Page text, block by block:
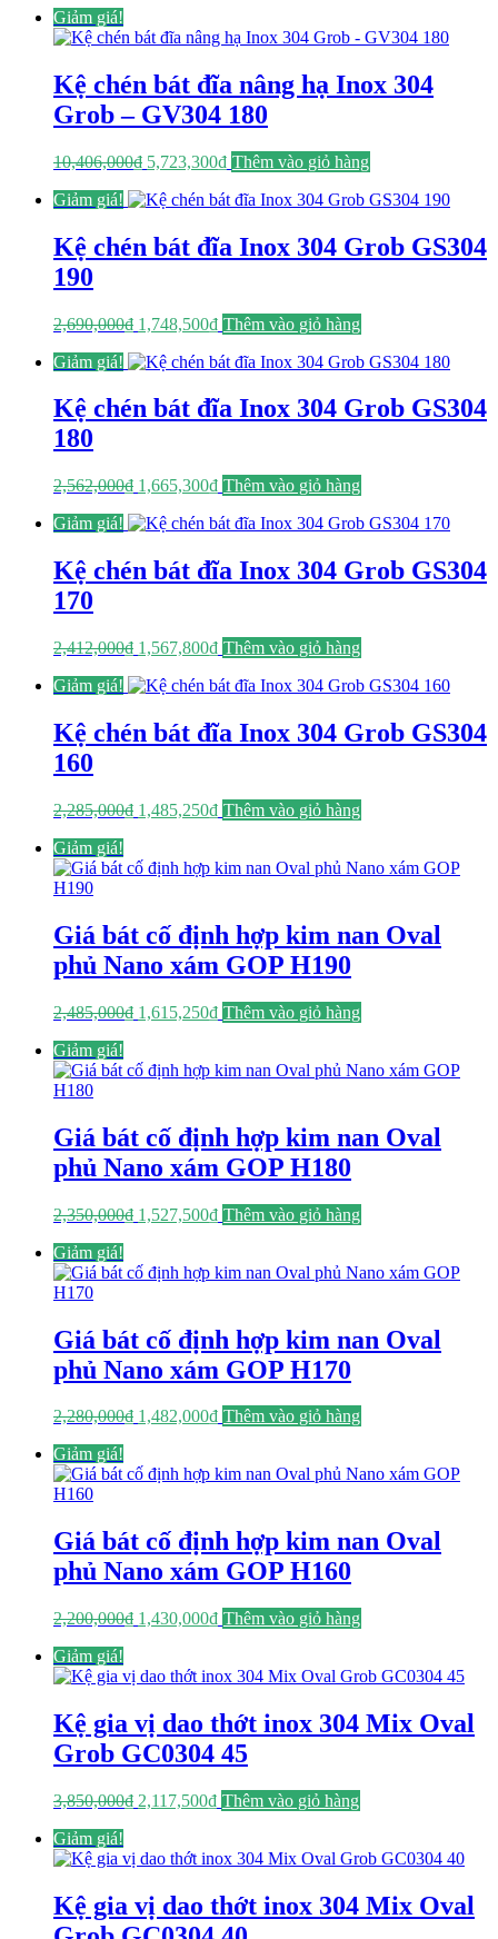
10,700,000₫.
là:
Giảm giá!
Kệ chén bát đĩa nâng hạ Inox 304
Grob – GV304 180
10,406,000₫ Giá
là:
5,723,300₫Giá
tại
5,723,300₫.
Thêm vào giỏ hàng
Giảm giá!
Kệ chén bát đĩa Inox 304 Grob GS304
190
2,690,000₫ Giá
là:
1,748,500₫Giá
tại
1,748,500₫.
Thêm vào giỏ hàng
Giảm giá!
Kệ chén bát đĩa Inox 304 Grob GS304
180
2,562,000₫ Giá
là:
1,665,300₫Giá
tại
1,665,300₫.
Thêm vào giỏ hàng
Giảm giá!
Kệ chén bát đĩa Inox 304 Grob GS304
170
2,412,000₫ Giá
là:
1,567,800₫Giá
tại
1,567,800₫.
Thêm vào giỏ hàng
Giảm giá!
Kệ chén bát đĩa Inox 304 Grob GS304
160
2,285,000₫ Giá
2,285,000₫.
1,485,250₫Giá
là:
Thêm vào giỏ hàng
Giảm giá!
Giá bát cố định hợp kim nan Oval
phủ Nano xám GOP H190
2,485,000₫ Giá
2,485,000₫.
1,615,250₫Giá
là:
Thêm vào giỏ hàng
Giảm giá!
Giá bát cố định hợp kim nan Oval
phủ Nano xám GOP H180
2,350,000₫ Giá
2,350,000₫.
1,527,500₫Giá
là:
Thêm vào giỏ hàng
Giảm giá!
Giá bát cố định hợp kim nan Oval
phủ Nano xám GOP H170
2,280,000₫ Giá
2,280,000₫.
1,482,000₫Giá
là:
Thêm vào giỏ hàng
Giảm giá!
Giá bát cố định hợp kim nan Oval
phủ Nano xám GOP H160
2,200,000₫ Giá
2,200,000₫.
1,430,000₫Giá
là:
Thêm vào giỏ hàng
Giảm giá!
Kệ gia vị dao thớt inox 304 Mix Oval
Grob GC0304 45
3,850,000₫ Giá
3,850,000₫.
2,117,500₫Giá
là:
Thêm vào giỏ hàng
Giảm giá!
Kệ gia vị dao thớt inox 304 Mix Oval